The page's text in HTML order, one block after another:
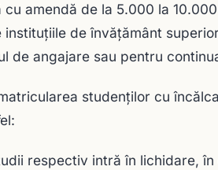
cu amendă de la 5.000 la
de învăţământ
de angajare sau pentru
studenţilor cu
respectiv intră în lichidare,